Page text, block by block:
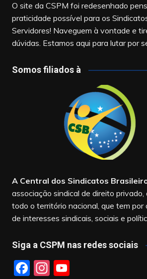
O site da CSPM foi redesenhado
praticidade possível para os
Servidores! Naveguem à vontade e
dúvidas. Estamos aqui para lutar por
Somos filiados à
A Central dos Sindicatos
associação sindical de direito privado,
todo o território nacional, que tem
de interesses sindicais, sociais e
Siga a CSPM nas redes sociais
F In Y